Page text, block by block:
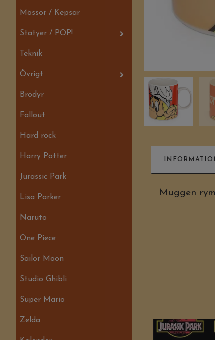
Mössor / Kepsar
Statyer / POP!
Teknik
Övrigt
Brodyr
Fallout
Hard rock
Harry Potter
Jurassic Park
Lisa Parker
Naruto
One Piece
Sailor Moon
Studio Ghibli
Super Mario
Zelda
Muggen